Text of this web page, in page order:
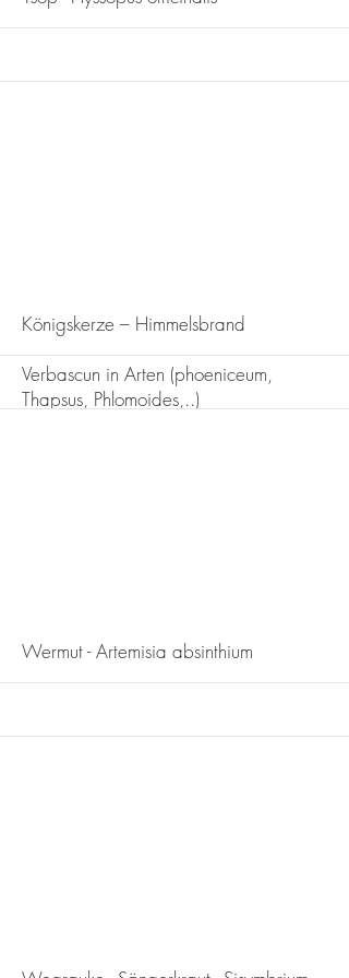
More
Königskerze – Himmelsbrand
Verbascun in Arten (phoeniceum,
Thapsus, Phlomoides,..)
More
Wermut - Artemisia absinthium